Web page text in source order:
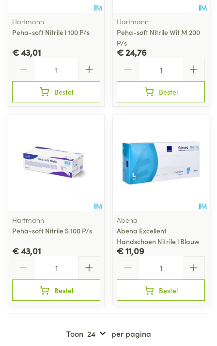
Hartmann
Peha-soft Nitrile l 100 P/s
€ 43,01
Bestel
Hartmann
Peha-soft Nitrile Wit M 200
P/s
€ 24,76
Bestel
Hartmann
Peha-soft Nitrile S 100 P/s
€ 43,01
Bestel
Abena
Abena Excellent
Handschoen Nitrile l Blauw
€ 11,09
Bestel
Toon per pagina